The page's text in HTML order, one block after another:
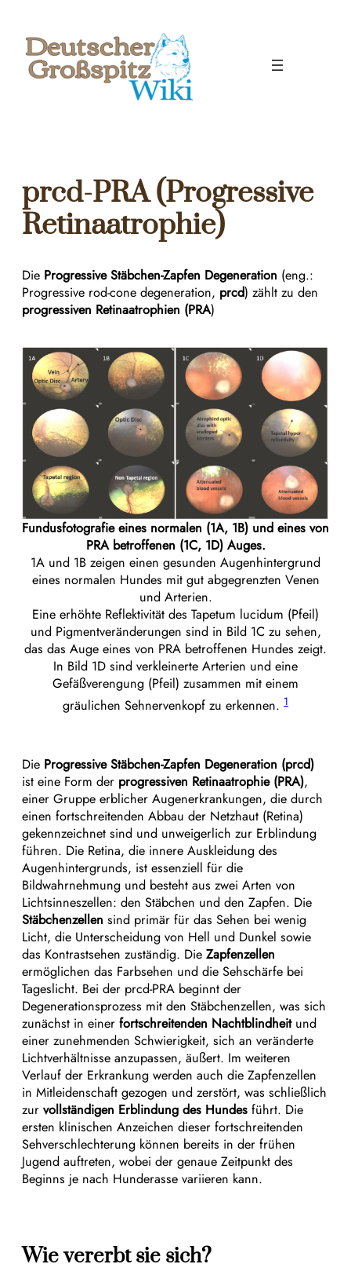
springen
prcd-PRA (Progressive
Retinaatrophie)
Die Progressive Stäbchen-Zapfen Degeneration (eng.:
Progressive rod-cone degeneration, prcd) zählt zu den
progressiven Retinaatrophien (PRA)
Fundusfotografie eines normalen (1A, 1B) und eines von
PRA betroffenen (1C, 1D) Auges.
1A und 1B zeigen einen gesunden Augenhintergrund
eines normalen Hundes mit gut abgegrenzten Venen
und Arterien.
Eine erhöhte Reflektivität des Tapetum lucidum (Pfeil)
und Pigmentveränderungen sind in Bild 1C zu sehen,
das das Auge eines von PRA betroffenen Hundes zeigt.
In Bild 1D sind verkleinerte Arterien und eine
Gefäßverengung (Pfeil) zusammen mit einem
gräulichen Sehnervenkopf zu erkennen. 1
Die Progressive Stäbchen-Zapfen Degeneration (prcd)
ist eine Form der progressiven Retinaatrophie (PRA),
einer Gruppe erblicher Augenerkrankungen, die durch
einen fortschreitenden Abbau der Netzhaut (Retina)
gekennzeichnet sind und unweigerlich zur Erblindung
führen. Die Retina, die innere Auskleidung des
Augenhintergrunds, ist essenziell für die
Bildwahrnehmung und besteht aus zwei Arten von
Lichtsinneszellen: den Stäbchen und den Zapfen. Die
Stäbchenzellen sind primär für das Sehen bei wenig
Licht, die Unterscheidung von Hell und Dunkel sowie
das Kontrastsehen zuständig. Die Zapfenzellen
ermöglichen das Farbsehen und die Sehschärfe bei
Tageslicht. Bei der prcd-PRA beginnt der
Degenerationsprozess mit den Stäbchenzellen, was sich
zunächst in einer fortschreitenden Nachtblindheitund
einer zunehmenden Schwierigkeit, sich an veränderte
Lichtverhältnisse anzupassen, äußert. Im weiteren
Verlauf der Erkrankung werden auch die Zapfenzellen
in Mitleidenschaft gezogen und zerstört, was schließlich
zur vollständigen Erblindung des Hundes führt. Die
ersten klinischen Anzeichen dieser fortschreitenden
Sehverschlechterung können bereits in der frühen
Jugend auftreten, wobei der genaue Zeitpunkt des
Beginns je nach Hunderasse variieren kann.
Wie vererbt sie sich?